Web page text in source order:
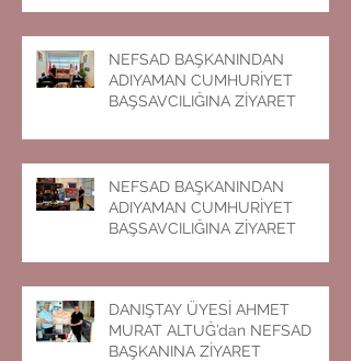
NEFSAD BAŞKANINDAN
ADIYAMAN CUMHURİYET
BAŞSAVCILIĞINA ZİYARET
NEFSAD BAŞKANINDAN
ADIYAMAN CUMHURİYET
BAŞSAVCILIĞINA ZİYARET
DANIŞTAY ÜYESİ AHMET
MURAT ALTUĞ’dan NEFSAD
BAŞKANINA ZİYARET